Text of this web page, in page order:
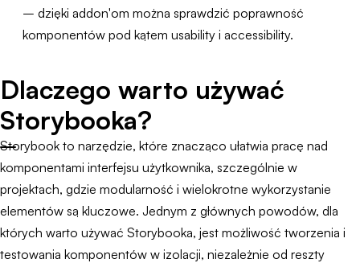
– dzięki addon'om można sprawdzić poprawność
komponentów pod kątem usability i accessibility.
Dlaczego warto używać
Storybooka?
Storybook to narzędzie, które znacząco ułatwia pracę nad
komponentami interfejsu użytkownika, szczególnie w
projektach, gdzie modularność i wielokrotne wykorzystanie
elementów są kluczowe. Jednym z głównych powodów, dla
których warto używać Storybooka, jest możliwość tworzenia i
testowania komponentów w izolacji, niezależnie od reszty